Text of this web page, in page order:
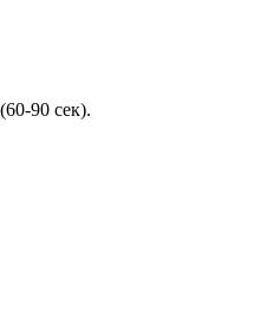
90 сек).